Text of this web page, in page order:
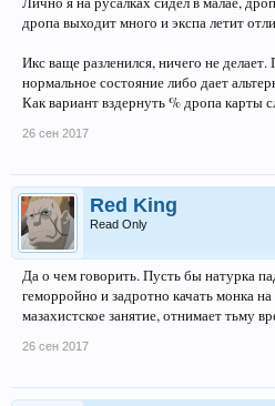
дропа выходит много и экспа летит
Икс ваще разленился, ничего не
нормальное состояние либо дает
Как вариант вздернуть % дропа карты
26 сен 2017
Red King
Read Only
Да о чем говорить. Пусть бы натурка
геморройно и задротно качать монка
мазахистское занятие, отнимает тьму
26 сен 2017